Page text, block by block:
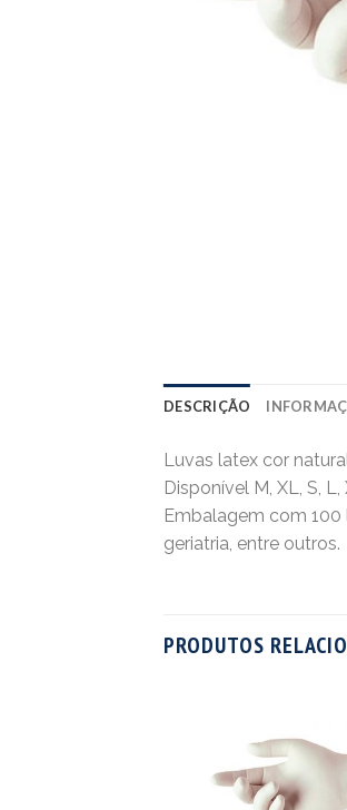
DESCRIÇÃO
Luvas latex cor
Disponível M, XL, S, L,
Embalagem com 100
geriatria, entre outros.
PRODUTOS